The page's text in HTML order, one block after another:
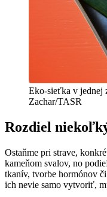
Eko-sieťka v jednej
Zachar/TASR
Rozdiel
Ostaňme pri strave,
kameňom svalov, no
tkanív, tvorbe hormónov
ich nevie samo vytvoriť,